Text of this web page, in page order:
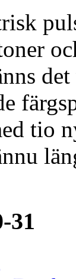
tio
31